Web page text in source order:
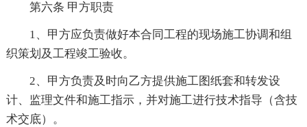
第六条 甲方职责
1、甲方应负责做好本合同工程的现场施工协调和组
织策划及工程竣工验收。
2、甲方负责及时向乙方提供施工图纸套和转发设
计、监理文件和施工指示，并对施工进行技术指导（含技
术交底）。